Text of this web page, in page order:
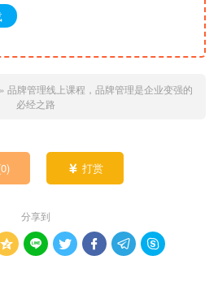
» 品牌管理线上课程，品牌管理是企业变强的
必经之路
0)  打赏
分享到
     